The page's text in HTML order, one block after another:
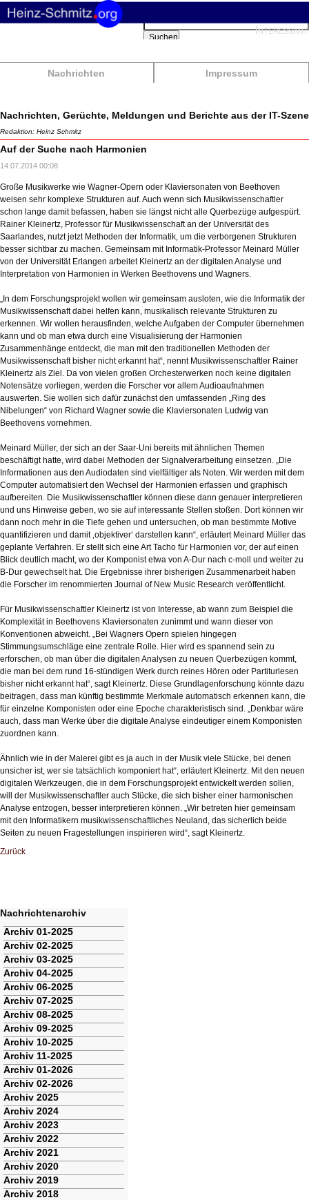
Nachrichten Impressum
Suchbegriffe
Suchen
Nachrichten, Gerüchte, Meldungen und Berichte aus der IT-Szene
Redaktion: Heinz Schmitz
Auf der Suche nach Harmonien
14.07.2014 00:08
Große Musikwerke wie Wagner-Opern oder Klaviersonaten von Beethoven
weisen sehr komplexe Strukturen auf. Auch wenn sich Musikwissenschaftler
schon lange damit befassen, haben sie längst nicht alle Querbezüge aufgespürt.
Rainer Kleinertz, Professor für Musikwissenschaft an der Universität des
Saarlandes, nutzt jetzt Methoden der Informatik, um die verborgenen Strukturen
besser sichtbar zu machen. Gemeinsam mit Informatik-Professor Meinard Müller
von der Universität Erlangen arbeitet Kleinertz an der digitalen Analyse und
Interpretation von Harmonien in Werken Beethovens und Wagners.
„In dem Forschungsprojekt wollen wir gemeinsam ausloten, wie die Informatik der
Musikwissenschaft dabei helfen kann, musikalisch relevante Strukturen zu
erkennen. Wir wollen herausfinden, welche Aufgaben der Computer übernehmen
kann und ob man etwa durch eine Visualisierung der Harmonien
Zusammenhänge entdeckt, die man mit den traditionellen Methoden der
Musikwissenschaft bisher nicht erkannt hat“, nennt Musikwissenschaftler Rainer
Kleinertz als Ziel. Da von vielen großen Orchesterwerken noch keine digitalen
Notensätze vorliegen, werden die Forscher vor allem Audioaufnahmen
auswerten. Sie wollen sich dafür zunächst den umfassenden „Ring des
Nibelungen“ von Richard Wagner sowie die Klaviersonaten Ludwig van
Beethovens vornehmen.
Meinard Müller, der sich an der Saar-Uni bereits mit ähnlichen Themen
beschäftigt hatte, wird dabei Methoden der Signalverarbeitung einsetzen. „Die
Informationen aus den Audiodaten sind vielfältiger als Noten. Wir werden mit dem
Computer automatisiert den Wechsel der Harmonien erfassen und graphisch
aufbereiten. Die Musikwissenschaftler können diese dann genauer interpretieren
und uns Hinweise geben, wo sie auf interessante Stellen stoßen. Dort können wir
dann noch mehr in die Tiefe gehen und untersuchen, ob man bestimmte Motive
quantifizieren und damit ‚objektiver‘ darstellen kann“, erläutert Meinard Müller das
geplante Verfahren. Er stellt sich eine Art Tacho für Harmonien vor, der auf einen
Blick deutlich macht, wo der Komponist etwa von A-Dur nach c-moll und weiter zu
B-Dur gewechselt hat. Die Ergebnisse ihrer bisherigen Zusammenarbeit haben
die Forscher im renommierten Journal of New Music Research veröffentlicht.
Für Musikwissenschaftler Kleinertz ist von Interesse, ab wann zum Beispiel die
Komplexität in Beethovens Klaviersonaten zunimmt und wann dieser von
Konventionen abweicht. „Bei Wagners Opern spielen hingegen
Stimmungsumschläge eine zentrale Rolle. Hier wird es spannend sein zu
erforschen, ob man über die digitalen Analysen zu neuen Querbezügen kommt,
die man bei dem rund 16-stündigen Werk durch reines Hören oder Partiturlesen
bisher nicht erkannt hat“, sagt Kleinertz. Diese Grundlagenforschung könnte dazu
beitragen, dass man künftig bestimmte Merkmale automatisch erkennen kann, die
für einzelne Komponisten oder eine Epoche charakteristisch sind. „Denkbar wäre
auch, dass man Werke über die digitale Analyse eindeutiger einem Komponisten
zuordnen kann.
Ähnlich wie in der Malerei gibt es ja auch in der Musik viele Stücke, bei denen
unsicher ist, wer sie tatsächlich komponiert hat“, erläutert Kleinertz. Mit den neuen
digitalen Werkzeugen, die in dem Forschungsprojekt entwickelt werden sollen,
will der Musikwissenschaftler auch Stücke, die sich bisher einer harmonischen
Analyse entzogen, besser interpretieren können. „Wir betreten hier gemeinsam
mit den Informatikern musikwissenschaftliches Neuland, das sicherlich beide
Seiten zu neuen Fragestellungen inspirieren wird“, sagt Kleinertz.
Zurück
Nachrichtenarchiv
Navigation
überspringen
Archiv 01-2025
Archiv 02-2025
Archiv 03-2025
Archiv 04-2025
Archiv 06-2025
Archiv 07-2025
Archiv 08-2025
Archiv 09-2025
Archiv 10-2025
Archiv 11-2025
Archiv 01-2026
Archiv 02-2026
Archiv 2025
Archiv 2024
Archiv 2023
Archiv 2022
Archiv 2021
Archiv 2020
Archiv 2019
Archiv 2018